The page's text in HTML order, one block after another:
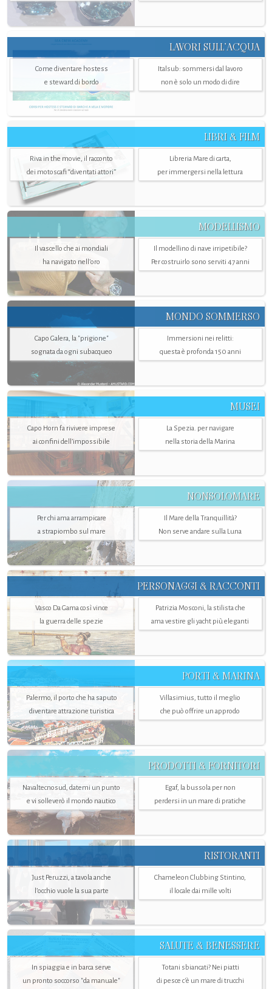
LAVORI SULL’ACQUA
Come diventare hostess
e steward di bordo
Italsub: sommersi dal lavoro
non è solo un modo di dire
LIBRI & FILM
Riva in the movie, il racconto
dei motoscafi “diventati attori”
Libreria Mare di carta,
per immergersi nella lettura
MODELLISMO
Il vascello che ai mondiali
ha navigato nell’oro
Il modellino di nave irripetibile?
Per costruirlo sono serviti 47 anni
MONDO SOMMERSO
Capo Galera, la "prigione"
sognata da ogni subacqueo
Immersioni nei relitti:
questa è profonda 150 anni
MUSEI
Capo Horn fa rivivere imprese
ai confini dell’impossibile
La Spezia. per navigare
nella storia della Marina
NONSOLOMARE
Per chi ama arrampicare
a strapiombo sul mare
Il Mare della Tranquillità?
Non serve andare sulla Luna
PERSONAGGI & RACCONTI
Vasco Da Gama così vince
la guerra delle spezie
Patrizia Mosconi, la stilista che
ama vestire gli yacht più eleganti
PORTI & MARINA
Palermo, il porto che ha saputo
diventare attrazione turistica
Villasimius, tutto il meglio
che può offrire un approdo
PRODOTTI & FORNITORI
Navaltecnosud, datemi un punto
e vi solleverò il mondo nautico
Egaf, la bussola per non
perdersi in un mare di pratiche
RISTORANTI
Just Peruzzi, a tavola anche
l’occhio vuole la sua parte
Chameleon Clubbing Stintino,
il locale dai mille volti
SALUTE & BENESSERE
In spiaggia e in barca serve
un pronto soccorso "da manuale"
Totani sbiancati? Nei piatti
di pesce c'è un mare di trucchi